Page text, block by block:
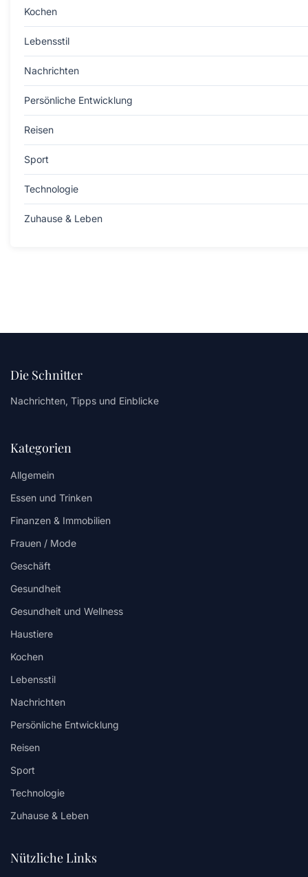
Kochen
Lebensstil
Nachrichten
Persönliche Entwicklung
Reisen
Sport
Technologie
Zuhause & Leben
Die Schnitter
Nachrichten, Tipps und Einblicke
Kategorien
Allgemein
Essen und Trinken
Finanzen & Immobilien
Frauen / Mode
Geschäft
Gesundheit
Gesundheit und Wellness
Haustiere
Kochen
Lebensstil
Nachrichten
Persönliche Entwicklung
Reisen
Sport
Technologie
Zuhause & Leben
Nützliche Links